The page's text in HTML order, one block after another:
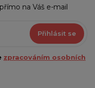
na Váš e-mail
Přihlásit se
zpracováním osobních